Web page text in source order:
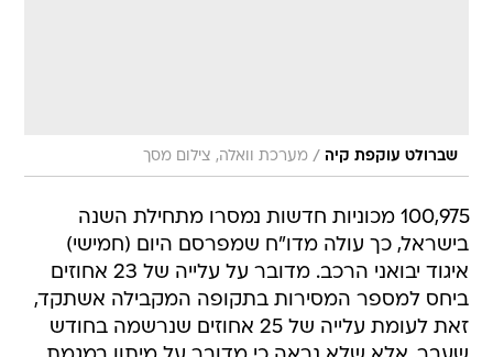
שברולט עוקפת קיה / מערכת וואלה, צילום מסך
100,975 מכוניות חדשות נמסרו מתחילת השנה
בישראל, כך עולה מדו"ח שמפרסם היום (חמישי)
איגוד יבואני הרכב. מדובר על עלייה של 23 אחוזים
ביחס למספר המסירות בתקופה המקבילה אשתקד,
זאת לעומת עלייה של 25 אחוזים שנרשמה בחודש